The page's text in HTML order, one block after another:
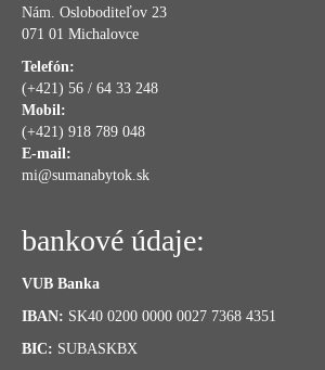
Nám. Osloboditeľov 23
071 01 Michalovce
Telefón:
(+421) 56 / 64 33 248
Mobil:
(+421) 918 789 048
E-mail:
mi@sumanabytok.sk
bankové údaje:
VUB Banka
IBAN: SK40 0200 0000 0027 7368 4351
BIC: SUBASKBX